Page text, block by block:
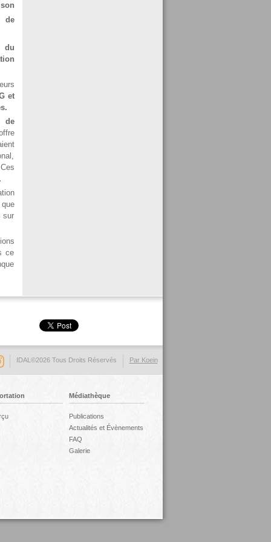
de
du
et
de
Ces
sur
ce
Par Koein
IDAL©2026 Tous Droits Réservés
Médiathèque
Publications
Actualités et Évènements
FAQ
Galerie